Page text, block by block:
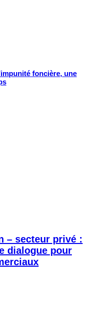
foncière, une
– secteur privé :
dialogue pour